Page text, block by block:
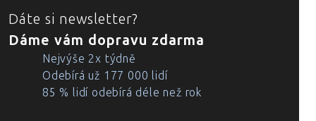
Dáte si newsletter?
Dáme vám dopravu zdarma
Nejvýše 2x týdně
Odebírá už 177 000 lidí
85 % lidí odebírá déle než rok